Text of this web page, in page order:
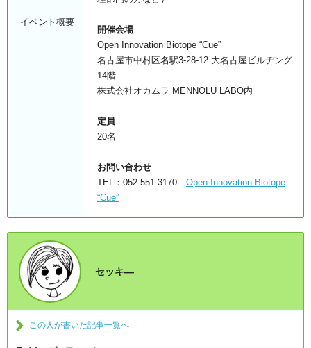
イベント概要
開催会場
Open Innovation Biotope “Cue”
名古屋市中村区名駅3-28-12 大名古屋ビルヂング
14階
株式会社オカムラ MENNOLU LABO内
定員
20名
お問い合わせ
TEL：052-551-3170 Open Innovation Biotope
“Cue”
セッキ―
この人が書いた記事一覧へ